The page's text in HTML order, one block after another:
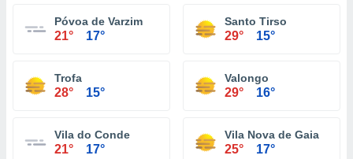
Póvoa de Varzim
21° 17°
Santo Tirso
29° 15°
Trofa
28° 15°
Valongo
29° 16°
Vila do Conde
21° 17°
Vila Nova de Gaia
25° 17°